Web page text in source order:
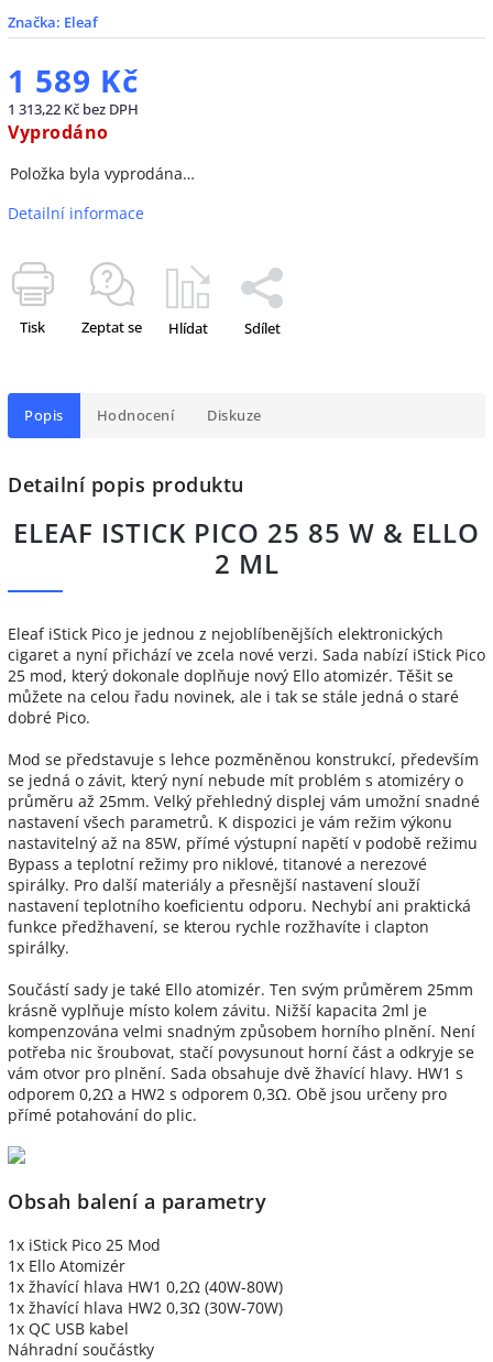
Značka: Eleaf
1 589 Kč
1 313,22 Kč bez DPH
Vyprodáno
Položka byla vyprodána…
Detailní informace
Tisk Zeptat se Hlídat Sdílet
Popis Hodnocení Diskuze
Detailní popis produktu
ELEAF ISTICK PICO 25 85 W & ELLO
2 ML
Eleaf iStick Pico je jednou z nejoblíbenějších elektronických
cigaret a nyní přichází ve zcela nové verzi. Sada nabízí iStick Pico
25 mod, který dokonale doplňuje nový Ello atomizér. Těšit se
můžete na celou řadu novinek, ale i tak se stále jedná o staré
dobré Pico.
Mod se představuje s lehce pozměněnou konstrukcí, především
se jedná o závit, který nyní nebude mít problém s atomizéry o
průměru až 25mm. Velký přehledný displej vám umožní snadné
nastavení všech parametrů. K dispozici je vám režim výkonu
nastavitelný až na 85W, přímé výstupní napětí v podobě režimu
Bypass a teplotní režimy pro niklové, titanové a nerezové
spirálky. Pro další materiály a přesnější nastavení slouží
nastavení teplotního koeficientu odporu. Nechybí ani praktická
funkce předžhavení, se kterou rychle rozžhavíte i clapton
spirálky.
Součástí sady je také Ello atomizér. Ten svým průměrem 25mm
krásně vyplňuje místo kolem závitu. Nižší kapacita 2ml je
kompenzována velmi snadným způsobem horního plnění. Není
potřeba nic šroubovat, stačí povysunout horní část a odkryje se
vám otvor pro plnění. Sada obsahuje dvě žhavící hlavy. HW1 s
odporem 0,2Ω a HW2 s odporem 0,3Ω. Obě jsou určeny pro
přímé potahování do plic.
Obsah balení a parametry
1x iStick Pico 25 Mod
1x Ello Atomizér
1x žhavící hlava HW1 0,2Ω (40W-80W)
1x žhavící hlava HW2 0,3Ω (30W-70W)
1x QC USB kabel
Náhradní součástky